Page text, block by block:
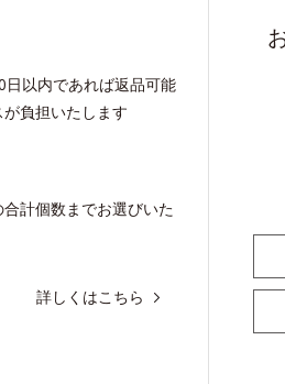
以内であれば返品可能
負担いたします
計個数までお選びいた
詳しくはこちら